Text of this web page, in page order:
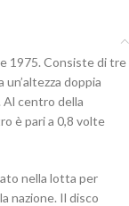
1975. Consiste di tre
doppia
centro della
è pari a 0,8 volte
nella lotta per
nazione. Il disco